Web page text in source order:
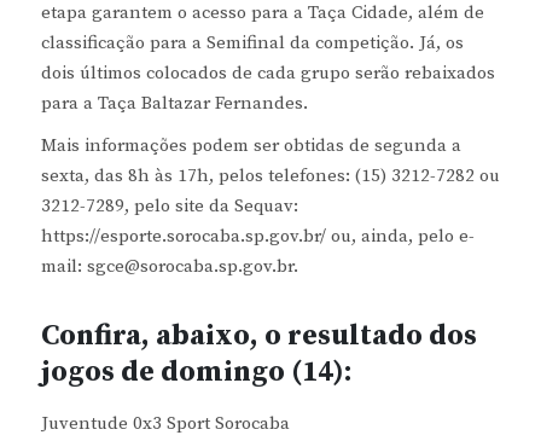
etapa garantem o acesso para a Taça Cidade, além de
classificação para a Semifinal da competição. Já, os
dois últimos colocados de cada grupo serão rebaixados
para a Taça Baltazar Fernandes.
Mais informações podem ser obtidas de segunda a
sexta, das 8h às 17h, pelos telefones: (15) 3212-7282 ou
3212-7289, pelo site da Sequav:
https://esporte.sorocaba.sp.gov.br/ ou, ainda, pelo e-
mail: sgce@sorocaba.sp.gov.br.
Confira, abaixo, o resultado dos
jogos de domingo (14):
Juventude 0x3 Sport Sorocaba